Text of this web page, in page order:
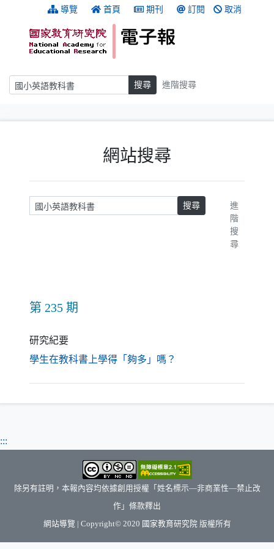
跳到主要內容 導覽 首頁 期刊 訂閱 取消
搜尋 搜尋 進階搜尋
網站搜尋
請輸入關鍵字 搜尋
進
階
搜
尋
第 235 期
研究紀要
學生在教科書上學得「夠多」嗎？
:::
除另有註明，本報內容均依據創用授權「姓名標示—非商業性—禁止改
作」條款釋出
網站導覽 | Copyright© 2020 國家教育研究院（另開新視窗）
版權所有